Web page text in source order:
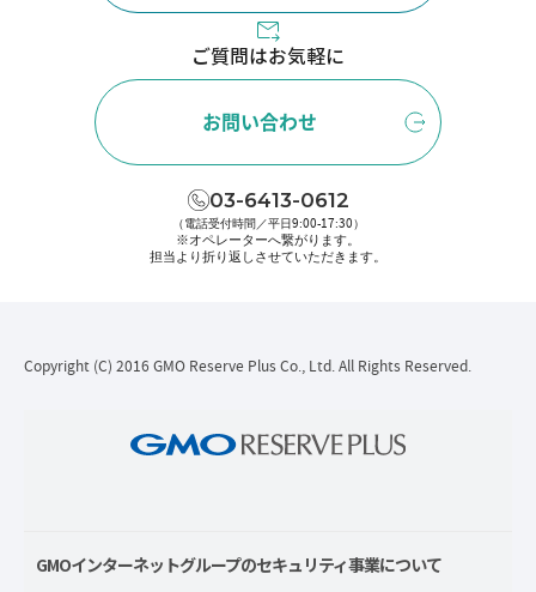
ご質問はお気軽に
お問い合わせ
03-6413-0612
（電話受付時間／平日9:00-17:30）
※オペレーターへ繋がります。
担当より折り返しさせていただきます。
Copyright (C) 2016 GMO Reserve Plus Co., Ltd. All Rights Reserved.
GMOインターネットグループのセキュリティ事業について